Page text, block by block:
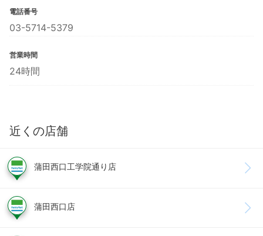
電話番号
03-5714-5379
営業時間
24時間
近くの店舗
蒲田西口工学院通り店
蒲田西口店